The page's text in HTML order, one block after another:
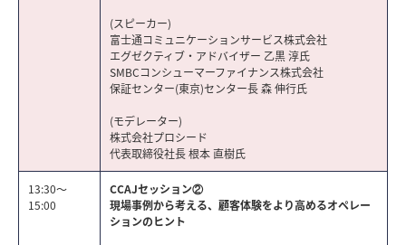
(スピーカー)
富士通コミュニケーションサービス株式会社
エグゼクティブ・アドバイザー 乙黒 淳氏
SMBCコンシューマーファイナンス株式会社
保証センター(東京)センター長 森 伸行氏
(モデレーター)
株式会社プロシード
代表取締役社長 根本 直樹氏
13:30～
15:00
CCAJセッション②
現場事例から考える、顧客体験をより高めるオペレー
ションのヒント